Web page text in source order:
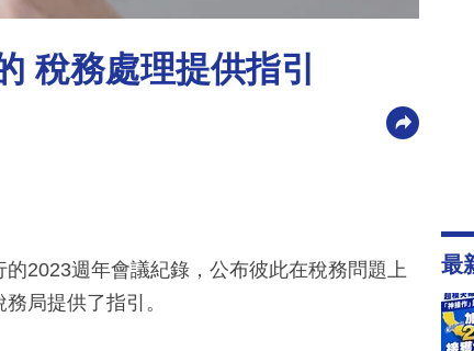
稅務處理提供指引
2023週年會議紀錄，公布彼此在稅務問題上
局提供了指引。
最